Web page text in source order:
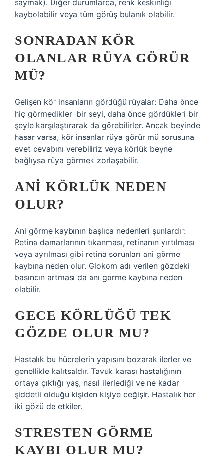
saymak). Diğer durumlarda, renk keskinliği
kaybolabilir veya tüm görüş bulanık olabilir.
SONRADAN KÖR
OLANLAR RÜYA GÖRÜR
MÜ?
Gelişen kör insanların gördüğü rüyalar: Daha önce
hiç görmedikleri bir şeyi, daha önce gördükleri bir
şeyle karşılaştırarak da görebilirler. Ancak beyinde
hasar varsa, kör insanlar rüya görür mü sorusuna
evet cevabını verebiliriz veya körlük beyne
bağlıysa rüya görmek zorlaşabilir.
ANI KÖRLÜK NEDEN
OLUR?
Ani görme kaybının başlıca nedenleri şunlardır:
Retina damarlarının tıkanması, retinanın yırtılması
veya ayrılması gibi retina sorunları ani görme
kaybına neden olur. Glokom adı verilen gözdeki
basıncın artması da ani görme kaybına neden
olabilir.
GECE KÖRLÜĞÜ TEK
GÖZDE OLUR MU?
Hastalık bu hücrelerin yapısını bozarak ilerler ve
genellikle kalıtsaldır. Tavuk karası hastalığının
ortaya çıktığı yaş, nasıl ilerlediği ve ne kadar
şiddetli olduğu kişiden kişiye değişir. Hastalık her
iki gözü de etkiler.
STRESTEN GÖRME
KAYBI OLUR MU?